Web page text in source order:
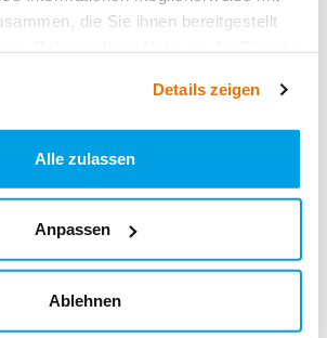
die Sie ihnen bereitgestellt
Details zeigen
Alle zulassen
Anpassen
Ablehnen